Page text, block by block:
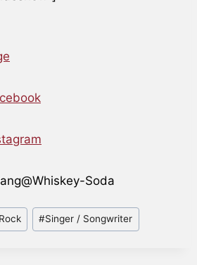
Soda
Rock #Singer / Songwriter